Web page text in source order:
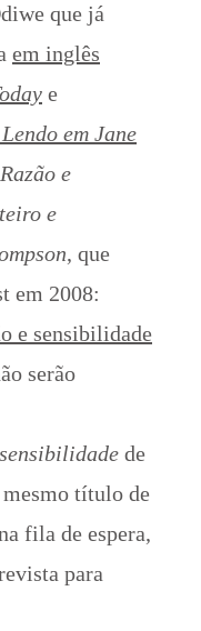
que já
em inglês
e
Lendo em Jane
Razão e
e
, que
em 2008:
e sensibilidade
serão
de
mesmo título de
fila de espera,
para